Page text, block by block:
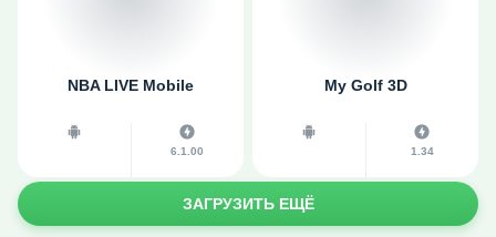
NBA LIVE Mobile
6.1.00
My Golf 3D
1.34
ЗАГРУЗИТЬ ЕЩЁ